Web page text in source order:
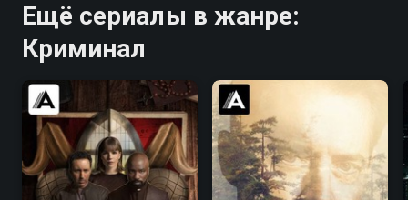
Ещё сериалы в жанре:
Криминал